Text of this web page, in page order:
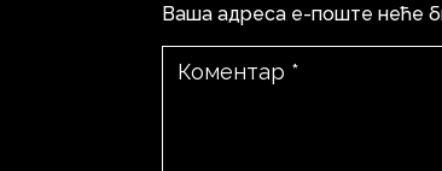
Ваша адреса е-поште неће